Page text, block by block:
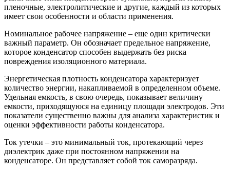
пленочные, электролитические и другие, каждый из которых
имеет свои особенности и области применения.
Номинальное рабочее напряжение – еще один критически
важный параметр. Он обозначает предельное напряжение,
которое конденсатор способен выдержать без риска
повреждения изоляционного материала.
Энергетическая плотность конденсатора характеризует
количество энергии, накапливаемой в определенном объеме.
Удельная емкость, в свою очередь, показывает величину
емкости, приходящуюся на единицу площади электродов. Эти
показатели существенно важны для анализа характеристик и
оценки эффективности работы конденсатора.
Ток утечки – это минимальный ток, протекающий через
диэлектрик даже при постоянном напряжении на
конденсаторе. Он представляет собой ток саморазряда.